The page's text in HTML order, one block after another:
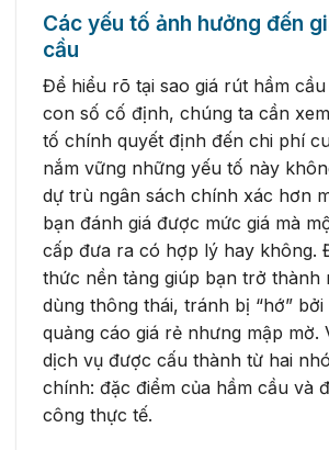
Các yếu tố ảnh hưởng đến
cầu
Để hiểu rõ tại sao giá rút hầm
con số cố định, chúng ta cần
tố chính quyết định đến chi phí
nắm vững những yếu tố này
dự trù ngân sách chính xác hơn
bạn đánh giá được mức giá mà
cấp đưa ra có hợp lý hay không.
thức nền tảng giúp bạn trở thành
dùng thông thái, tránh bị “hớ”
quảng cáo giá rẻ nhưng mập mờ.
dịch vụ được cấu thành từ hai
chính: đặc điểm của hầm cầu và
công thực tế.